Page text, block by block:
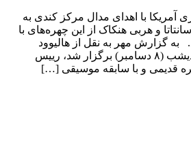
آمریکا با اهدای مدال مرکز کندی به
و هربی هنکاک از این چهره‌های با
به گزارش مهر به نقل از هالیوود
ریپورتر، در مراسمی که دیشب (۸ دسامبر) برگزار شد، رییس
قدیمی و با سابقه موسیقی […]